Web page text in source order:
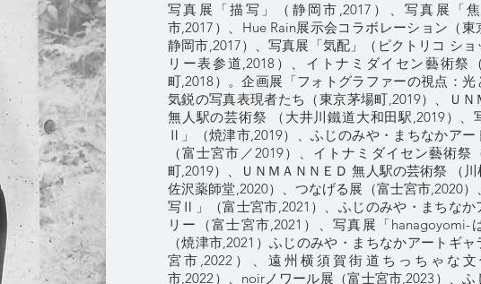
写真展「描写」（静岡市,2017）、写真展「
市,2017）、Hue Rain展示会コラボレーション（東
静岡市,2017）、写真展「気配」（ピクトリコ ショ
リー表参道,2018）、イトナミダイセン藝術祭
町,2018）。企画展「フォトグラファーの視点：
気鋭の写真表現者たち（東京茅場町,2019）、ＵＮ
無人駅の芸術祭 （大井川鐵道大和田駅,2019）、
Ⅱ」（焼津市,2019）、ふじのみや・まちなかアー
（富士宮市／2019）、イトナミダイセン藝術祭
町,2019）、ＵＮＭＡＮＮＥＤ 無人駅の芸術祭 （
佐沢薬師堂,2020）、つなげる展（富士宮市,2020
写Ⅱ」（富士宮市,2021）、ふじのみや・まちなか
リー（富士宮市,2021）、写真展「hanagoyomi-
（焼津市,2021）ふじのみや・まちなかアートギ
宮市,2022）、遠州横須賀街道ちっちゃな
市,2022）、noirノワール展（富士宮市,2023）、ふ